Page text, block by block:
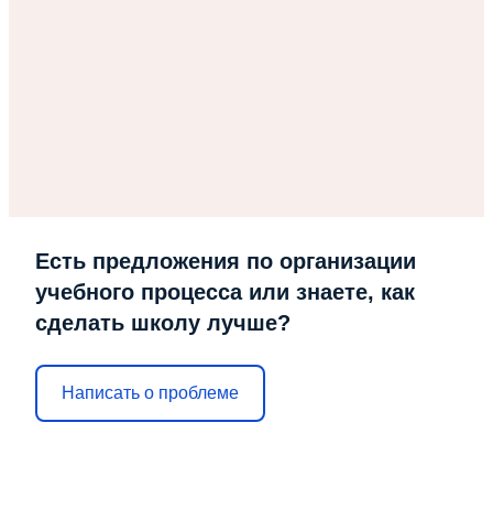
Есть предложения по организации
учебного процесса или знаете, как
сделать школу лучше?
Написать о проблеме